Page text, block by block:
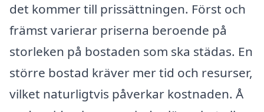
det kommer till prissättningen. Först och
främst varierar priserna beroende på
storleken på bostaden som ska städas. En
större bostad kräver mer tid och resurser,
vilket naturligtvis påverkar kostnaden. Å